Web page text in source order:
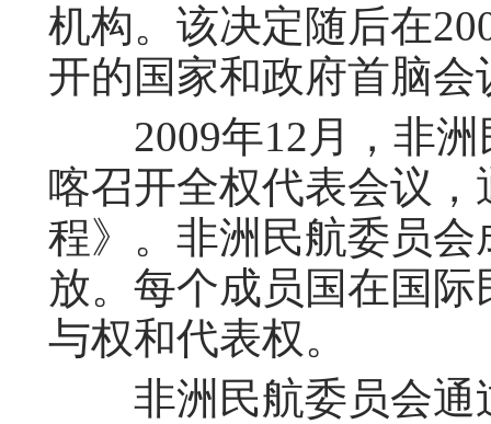
机构。该决定随后在
开的国家和政府首脑
2009年12月，非洲
喀召开全权代表会议
程》。非洲民航委员
放。每个成员国在国
与权和代表权。
非洲民航委员会通